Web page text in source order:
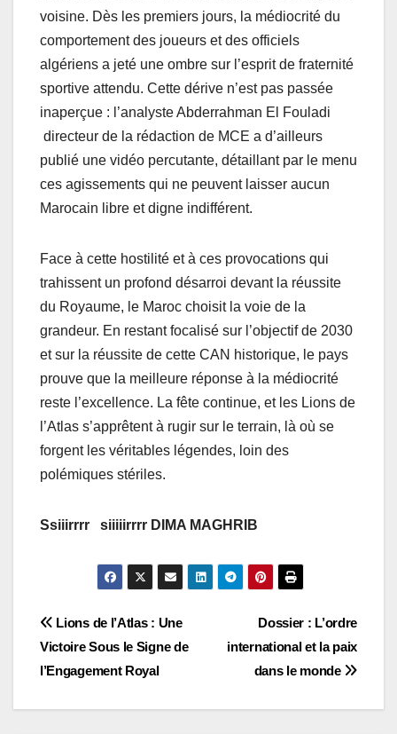
voisine. Dès les premiers jours, la médiocrité du
comportement des joueurs et des officiels
algériens a jeté une ombre sur l’esprit de fraternité
sportive attendu. Cette dérive n’est pas passée
inaperçue : l’analyste Abderrahman El Fouladi
directeur de la rédaction de MCE a d’ailleurs
publié une vidéo percutante, détaillant par le menu
ces agissements qui ne peuvent laisser aucun
Marocain libre et digne indifférent.
Face à cette hostilité et à ces provocations qui
trahissent un profond désarroi devant la réussite
du Royaume, le Maroc choisit la voie de la
grandeur. En restant focalisé sur l’objectif de 2030
et sur la réussite de cette CAN historique, le pays
prouve que la meilleure réponse à la médiocrité
reste l’excellence. La fête continue, et les Lions de
l’Atlas s’apprêtent à rugir sur le terrain, là où se
forgent les véritables légendes, loin des
polémiques stériles.
Ssiiirrrr siiiiirrrr DIMA MAGHRIB
Navigation
de
l’article
Dossier : L’ordre
international et la paix
dans le monde
Lions de l’Atlas : Une
Victoire Sous le Signe de
l’Engagement Royal